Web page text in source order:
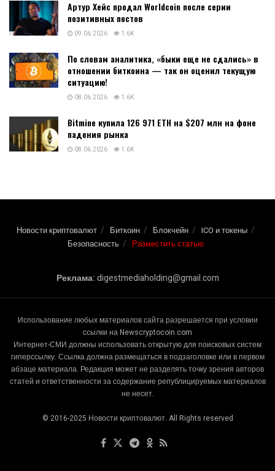
вход в личный кабинет, преимущества и недостатки, отзывы о
бинодекс Binodex - это...
Артур Хейс продал Worldcoin после серии
позитивных постов
09.06.2026 1.6K
Артур Хейс продал Worldcoin после серии
позитивных постов
09.06.2026 1.6K
ситуацию!
Bitmine купила 126 971 ETH на $207 млн на фоне
Новости криптовалют Биткоин Блокчейн
ICO и токены
Безопасность
Разместить статью
digestmediaholding@gmail.com
Использование любых материалов сайта разрешается при условии
ссылки на Newscryptocoin.com